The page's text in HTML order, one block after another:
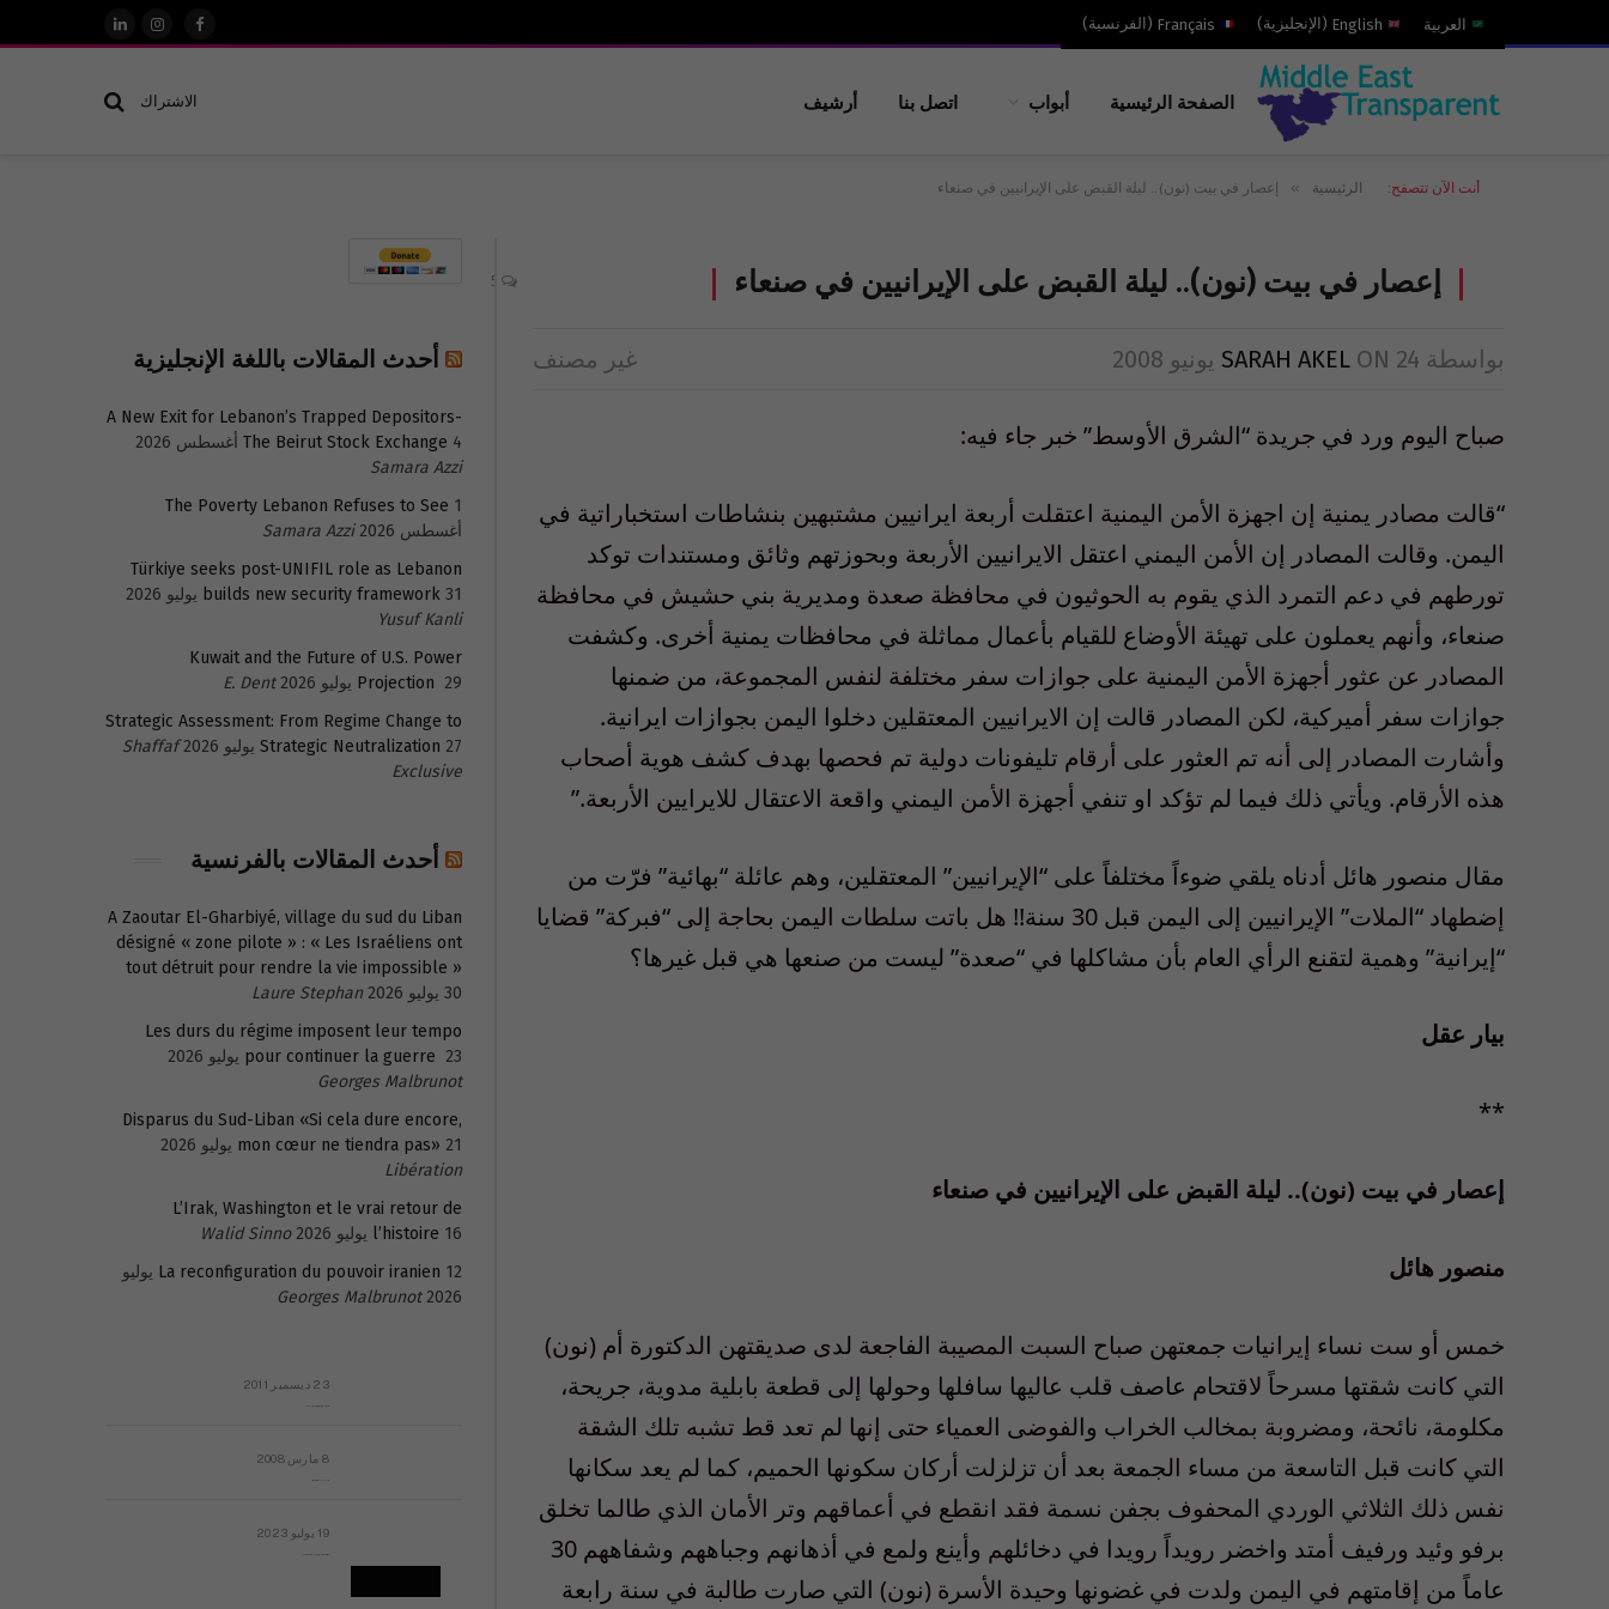
العربية English
( الإنجليزية)
Français
( الفرنسية)
فيسبوكالانستغرام
لينكدإن
الصفحة الرئيسية أبواب اتصل بنا أرشيف الاشتراك
أنت الآن تتصفح: الرئيسية » إعصار في بيت (نون).. ليلة القبض على الإيرانيين في صنعاء
إعصار في بيت (نون).. ليلة القبض على الإيرانيين في صنعاء
بواسطة SARAH AKEL ON 24 يونيو 2008 غير مصنف
صباح اليوم ورد في جريدة “الشرق الأوسط” خبر جاء فيه:
“قالت مصادر يمنية إن اجهزة الأمن اليمنية اعتقلت أربعة ايرانيين مشتبهين بنشاطات استخباراتية في
اليمن. وقالت المصادر إن الأمن اليمني اعتقل الايرانيين الأربعة وبحوزتهم وثائق ومستندات توكد
تورطهم في دعم التمرد الذي يقوم به الحوثيون في محافظة صعدة ومديرية بني حشيش في محافظة
صنعاء، وأنهم يعملون على تهيئة الأوضاع للقيام بأعمال مماثلة في محافظات يمنية أخرى. وكشفت
المصادر عن عثور أجهزة الأمن اليمنية على جوازات سفر مختلفة لنفس المجموعة، من ضمنها
جوازات سفر أميركية، لكن المصادر قالت إن الايرانيين المعتقلين دخلوا اليمن بجوازات ايرانية.
وأشارت المصادر إلى أنه تم العثور على أرقام تليفونات دولية تم فحصها بهدف كشف هوية أصحاب
هذه الأرقام. ويأتي ذلك فيما لم تؤكد او تنفي أجهزة الأمن اليمني واقعة الاعتقال للايرايين الأربعة.”
مقال منصور هائل أدناه يلقي ضوءاً مختلفاً على “الإيرانيين” المعتقلين، وهم عائلة “بهائية” فرّت من
إضطهاد “الملات” الإيرانيين إلى اليمن قبل 30 سنة!! هل باتت سلطات اليمن بحاجة إلى “فبركة” قضايا
“إيرانية” وهمية لتقنع الرأي العام بأن مشاكلها في “صعدة” ليست من صنعها هي قبل غيرها؟
بيار عقل
**
إعصار في بيت (نون).. ليلة القبض على الإيرانيين في صنعاء
منصور هائل
خمس أو ست نساء إيرانيات جمعتهن صباح السبت المصيبة الفاجعة لدى صديقتهن الدكتورة أم (نون)
التي كانت شقتها مسرحاً لاقتحام عاصف قلب عاليها سافلها وحولها إلى قطعة بابلية مدوية، جريحة،
مكلومة، نائحة، ومضروبة بمخالب الخراب والفوضى العمياء حتى إنها لم تعد قط تشبه تلك الشقة
التي كانت قبل التاسعة من مساء الجمعة بعد أن تزلزلت أركان سكونها الحميم، كما لم يعد سكانها
نفس ذلك الثلاثي الوردي المحفوف بجفن نسمة فقد انقطع في أعماقهم وتر الأمان الذي طالما تخلق
برفو وئيد ورفيف أمتد واخضر رويداً رويدا في دخائلهم وأينع ولمع في أذهانهم وجباههم وشفاههم 30
عاماً من إقامتهم في اليمن ولدت في غضونها وحيدة الأسرة (نون) التي صارت طالبة في سنة رابعة
أحدث المقالات باللغة الإنجليزية
A New Exit for Lebanon’s Trapped Depositors-
The Beirut Stock Exchange 4 أغسطس 2026
Samara Azzi
The Poverty Lebanon Refuses to See 1
أغسطس 2026
Samara Azzi
Türkiye seeks post-UNIFIL role as Lebanon
builds new security framework 31 يوليو 2026
Yusuf Kanli
Kuwait and the Future of U.S. Power
Projection 29 يوليو 2026
E. Dent
Strategic Assessment: From Regime Change to
Strategic Neutralization 27 يوليو 2026
Shaffaf
Exclusive
أحدث المقالات بالفرنسية
A Zaoutar El-Gharbiyé, village du sud du Liban
désigné « zone pilote » : « Les Israéliens ont
tout détruit pour rendre la vie impossible »
30 يوليو 2026
Laure Stephan
Les durs du régime imposent leur tempo
pour continuer la guerre 23 يوليو 2026
Georges Malbrunot
Disparus du Sud-Liban «Si cela dure encore,
mon cœur ne tiendra pas» 21 يوليو 2026
Libération
L’Irak, Washington et le vrai retour de
l’histoire 16 يوليو 2026
Walid Sinno
La reconfiguration du pouvoir iranien 12 يوليو
2026
Georges Malbrunot
23 ديسمبر 2011
8 مارس 2008
19 يوليو 2023